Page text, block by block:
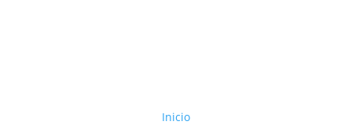
Inicio